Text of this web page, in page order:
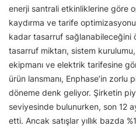
enerji santrali etkinliklerine göre
kaydırma ve tarife
kadar tasarruf sağlanabileceğini
tasarruf miktarı, sistem
ekipmanı ve elektrik tarifesine
ürün lansmanı, Enphase’in zorlu
döneme denk geliyor. Şirketin
seviyesinde bulunurken, son 12
etti. Ancak satışlar yıllık bazda